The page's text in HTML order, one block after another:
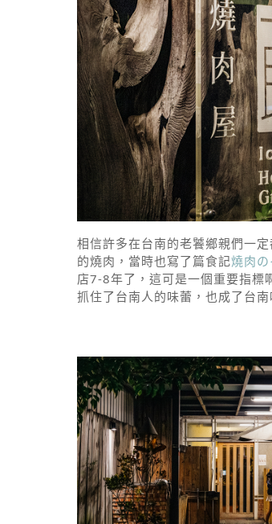
相信許多在台南的老饕鄉親們一定
的燒肉，當時也寫了篇食記燒肉
店7-8年了，這可是一個重要指標
抓住了台南人的味蕾，也成了台